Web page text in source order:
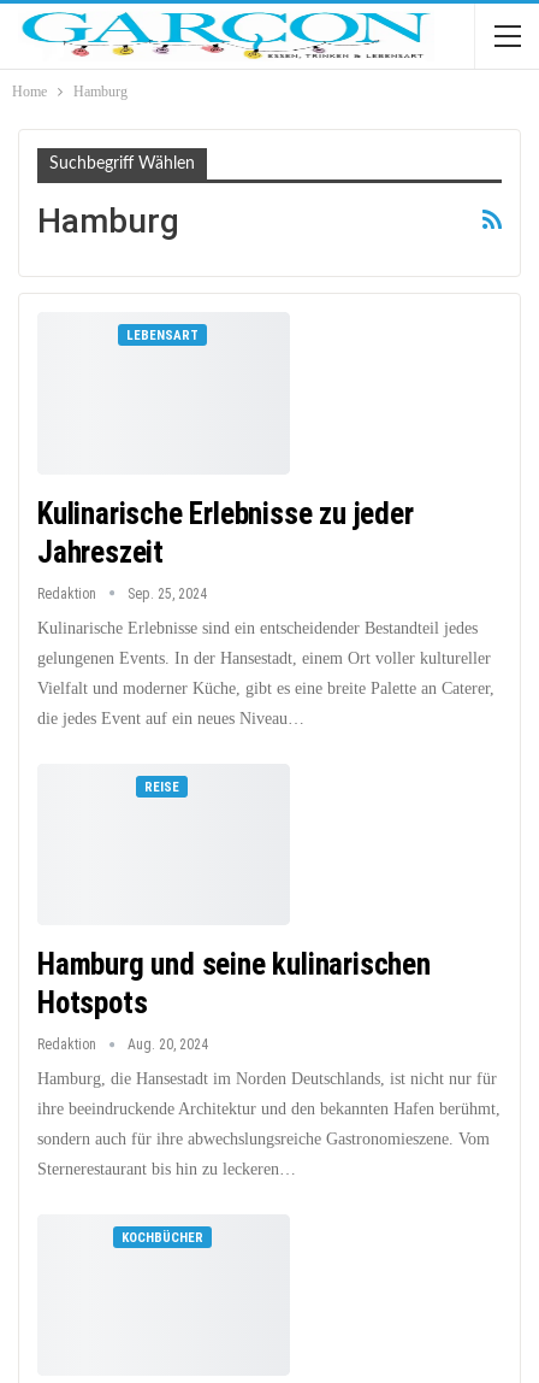
Home Hamburg
Suchbegriff Wählen
Hamburg
LEBENSART
Kulinarische Erlebnisse zu jeder
Jahreszeit
Redaktion Sep. 25, 2024
Kulinarische Erlebnisse sind ein entscheidender Bestandteil jedes
gelungenen Events. In der Hansestadt, einem Ort voller kultureller
Vielfalt und moderner Küche, gibt es eine breite Palette an Caterer,
die jedes Event auf ein neues Niveau…
REISE
Hamburg und seine kulinarischen
Hotspots
Redaktion Aug. 20, 2024
Hamburg, die Hansestadt im Norden Deutschlands, ist nicht nur für
ihre beeindruckende Architektur und den bekannten Hafen berühmt,
sondern auch für ihre abwechslungsreiche Gastronomieszene. Vom
Sternerestaurant bis hin zu leckeren…
KOCHBÜCHER